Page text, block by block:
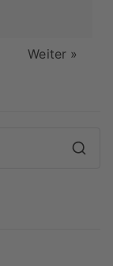
Weiter »